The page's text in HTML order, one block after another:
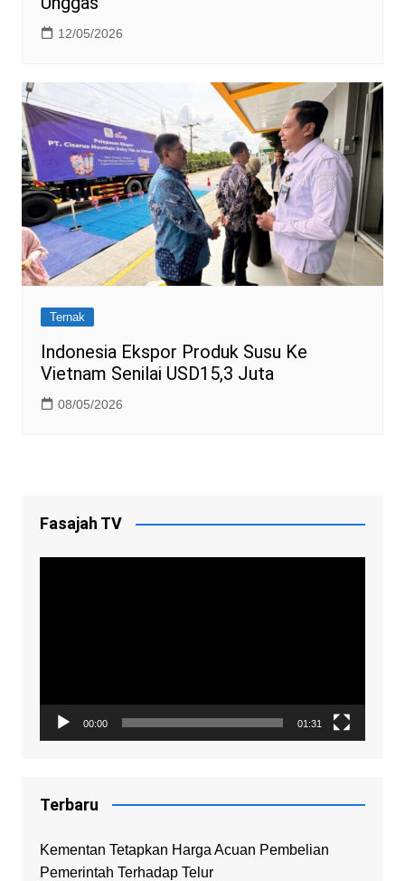
12/05/2026
Ternak
Indonesia Ekspor Produk Susu Ke
Vietnam Senilai USD15,3 Juta
08/05/2026
Fasajah TV
00:00 01:31
Terbaru
Kementan Tetapkan Harga Acuan Pembelian
Pemerintah Terhadap Telur